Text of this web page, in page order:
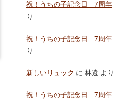
祝！うちの子記念日 7周年
り
祝！うちの子記念日 7周年
り
新しいリュック に 林遠 より
祝！うちの子記念日 7周年